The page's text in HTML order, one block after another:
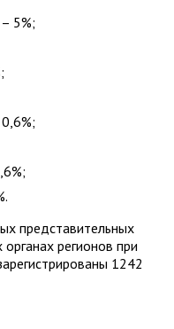
5%;
представительных
регионов при
1242